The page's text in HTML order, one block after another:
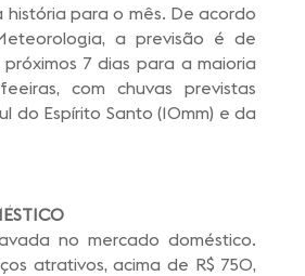
para o mês. De acordo
a previsão é de
7 dias para a maioria
com chuvas previstas
do Espírito Santo (10mm) e da
no mercado doméstico.
atrativos, acima de R$ 750,